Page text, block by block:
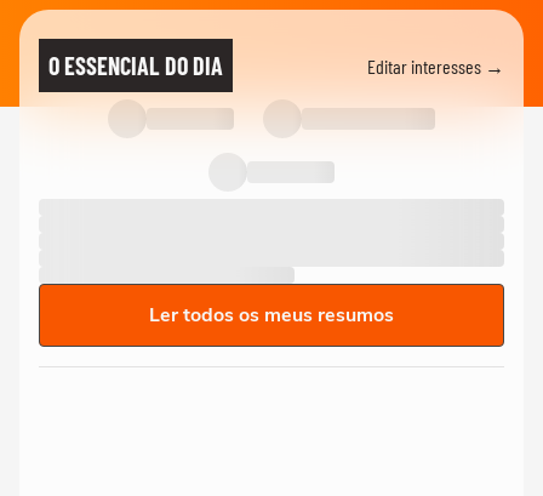
O ESSENCIAL DO DIA Editar interesses →
Ler todos os meus resumos